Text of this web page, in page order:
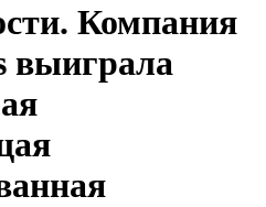
Компания
выиграла